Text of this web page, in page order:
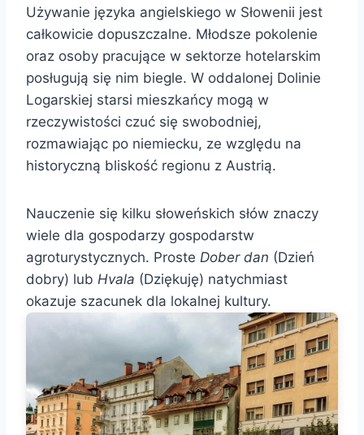
Używanie języka angielskiego w Słowenii jest
całkowicie dopuszczalne. Młodsze pokolenie
oraz osoby pracujące w sektorze hotelarskim
posługują się nim biegle. W oddalonej Dolinie
Logarskiej starsi mieszkańcy mogą w
rzeczywistości czuć się swobodniej,
rozmawiając po niemiecku, ze względu na
historyczną bliskość regionu z Austrią.
Nauczenie się kilku słoweńskich słów znaczy
wiele dla gospodarzy gospodarstw
agroturystycznych. Proste Dober dan (Dzień
dobry) lub Hvala (Dziękuję) natychmiast
okazuje szacunek dla lokalnej kultury.